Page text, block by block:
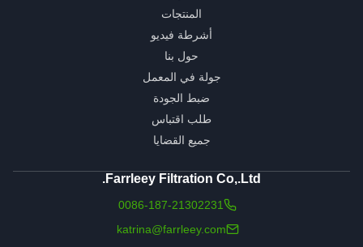
المنتجات
أشرطة فيديو
حول بنا
جولة في المعمل
ضبط الجودة
طلب اقتباس
جميع القضايا
Farrleey Filtration Co,.Ltd.
0086-187-21302231
katrina@farrleey.com